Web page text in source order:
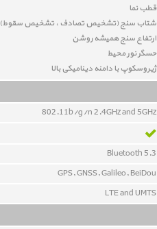
قطب نما
شتاب سنج (تشخیص تصادف ، تشخیص سقوط)
ارتفاع سنج همیشه روشن
حسگر نور محیط
ژیروسکوپ با دامنه دینامیکی بالا
802.11b/g/n 2.4GHz and 5GHz
Bluetooth 5.3
GPS, GNSS, Galileo, BeiDou
LTE and UMTS